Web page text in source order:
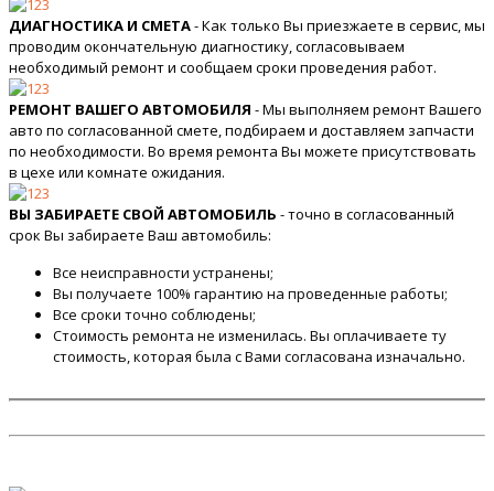
ДИАГНОСТИКА И СМЕТА- Как только Вы приезжаете в сервис, мы
проводим окончательную диагностику, согласовываем
необходимый ремонт и сообщаем сроки проведения работ.
РЕМОНТ ВАШЕГО АВТОМОБИЛЯ - Мы выполняем ремонт Вашего
авто по согласованной смете, подбираем и доставляем запчасти
по необходимости. Во время ремонта Вы можете присутствовать
в цехе или комнате ожидания.
ВЫ ЗАБИРАЕТЕ СВОЙ АВТОМОБИЛЬ - точно в согласованный
срок Вы забираете Ваш автомобиль:
Все неисправности устранены;
Вы получаете 100% гарантию на проведенные работы;
Все сроки точно соблюдены;
Стоимость ремонта не изменилась. Вы оплачиваете ту
стоимость, которая была с Вами согласована изначально.